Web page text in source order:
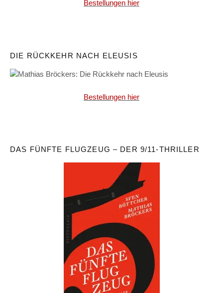
Bestellungen hier
DIE RÜCKKEHR NACH ELEUSIS
Bestellungen hier
DAS FÜNFTE FLUGZEUG – DER 9/11-THRILLER